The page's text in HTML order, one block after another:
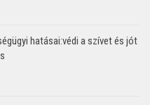
hatásai:védi a szívet és jót